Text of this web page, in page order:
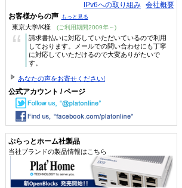
IPv6への取り組み 会社概要
お客様からの声 もっと見る
東京大学/K様 (ご利用期間2009年～)
“
請求書払いに対応していただいているので利用
しております。メールでの問い合わせにも丁寧
に対応していただけるので大変ありがたいで
す。
あなたの声をお寄せください!
公式アカウント / ページ
ぷらっとホーム社製品
当社ブランドの製品情報はこちら